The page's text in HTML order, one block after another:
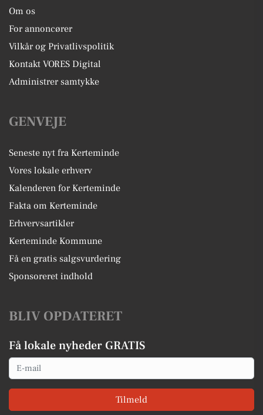
Om os
For annoncører
Vilkår og Privatlivspolitik
Kontakt VORES Digital
Administrer samtykke
GENVEJE
Seneste nyt fra Kerteminde
Vores lokale erhverv
Kalenderen for Kerteminde
Fakta om Kerteminde
Erhvervsartikler
Kerteminde Kommune
Få en gratis salgsvurdering
Sponsoreret indhold
BLIV OPDATERET
Få lokale nyheder GRATIS
Email
Tilmeld